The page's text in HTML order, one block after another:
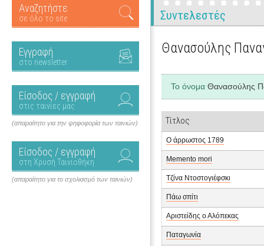
Αναζητήστε
σε όλο το site
Εγγραφή
στο newsletter
Είσοδος / εγγραφή
στις ταινίες μας
(απαραίτητο για την ψηφοφορία των ταινιών)
Είσοδος / εγγραφή
στη Χρυσή Ταινιοθήκη
(απαραίτητο για το σχολιασμό των ταινιών)
Συντελεστές
Θανασούλης
Το όνομα Θανασούλης
Τίτλος
Ο άρρωστος 1789
Memento mori
Τζίνα Ντοστογιέφσκι
Πάω σπίτι
Αριστείδης ο Αλόπεκας
Παταγωνία